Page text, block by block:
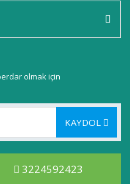
olmak için
KAYDOL
3224592423